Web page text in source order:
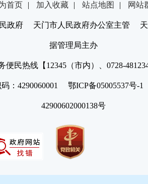
首页 | 加入收藏 | 站点地图 | 网站
民政府 天门市人民政府办公室主管 天
据管理局主办
便民热线【12345（市内）、0728-
码：4290060001 鄂ICP备05005537号
42900602000138号